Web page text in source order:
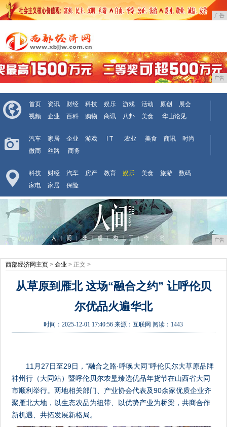
广告
广告
首页 资讯 财经 科技 娱乐 游戏 活动 原创
展会
视频
企业 百科 购物 商讯 八卦 美食 华山论见
汽车 家居 企业 游戏 I T 农业 美食 商讯
时尚
微商
丝路 商务
科技 财经 汽车 房产 教育 娱乐 美食 旅游
数码
家电
家居 保险
广告
西部经济网主页 > 企业 > 正文 >
从草原到雁北 这场“融合之约” 让呼伦贝
尔优品火遍华北
时间：2025-12-01 17:40:56 来源：互联网 阅读：1443
11月27日至29日，“融合之路·呼唤大同”呼伦贝尔大草原品牌
神州行（大同站）暨呼伦贝尔农垦臻选优品年货节在山西省大同
市顺利举行。两地相关部门、产业协会代表及90余家优质企业齐
聚雁北大地，以生态农品为纽带、以优势产业为桥梁，共商合作
新机遇、共拓发展新格局。